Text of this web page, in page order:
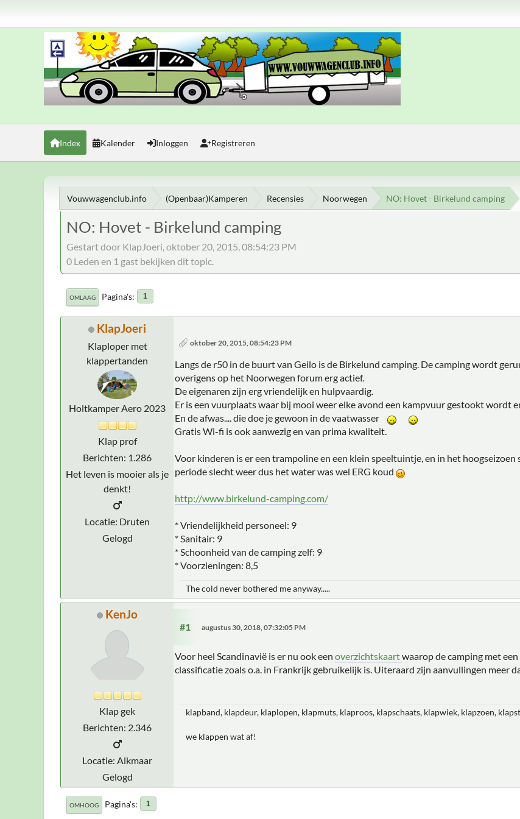
Index Kalender Inloggen Registreren
Vouwwagenclub.info (Openbaar)Kamperen Recensies Noorwegen NO: Hovet - Birkelund camping
NO: Hovet - Birkelund camping
Gestart door KlapJoeri, oktober 20, 2015, 08:54:23 PM
0 Leden en 1 gast bekijken dit topic.
OMLAAG Pagina's 1
KlapJoeri
Klaploper met
klappertanden
Holtkamper Aero 2023
Klap prof
Berichten: 1.286
Het leven is mooier als je
denkt!
Locatie: Druten
Gelogd
oktober 20, 2015, 08:54:23 PM
Langs de r50 in de buurt van Geilo is de Birkelund camping. De camping wordt
overigens op het Noorwegen forum erg actief.
De eigenaren zijn erg vriendelijk en hulpvaardig.
Er is een vuurplaats waar bij mooi weer elke avond een kampvuur gestookt wordt
En de afwas.... die doe je gewoon in de vaatwasser
Gratis Wi-fi is ook aanwezig en van prima kwaliteit.
Voor kinderen is er een trampoline en een klein speeltuintje, en in het
periode slecht weer dus het water was wel ERG koud
http://www.birkelund-camping.com/
* Vriendelijkheid personeel: 9
* Sanitair: 9
* Schoonheid van de camping zelf: 9
* Voorzieningen: 8,5
The cold never bothered me anyway.....
KenJo
Klap gek
Berichten: 2.346
Locatie: Alkmaar
Gelogd
#1 augustus 30, 2018, 07:32:05 PM
Voor heel Scandinavië is er nu ook een overzichtskaartwaarop de camping met
classificatie zoals o.a. in Frankrijk gebruikelijk is. Uiteraard zijn aanvullingen meer
klapband, klapdeur, klaplopen, klapmuts, klaproos, klapschaats, klapwiek, klapzoen,
we klappen wat af!
OMHOOG Pagina's 1